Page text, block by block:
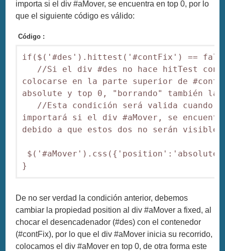
importa si el div #aMover, se encuentra en top 0, por lo
que el siguiente código es válido:
Código :
if($('#des').hittest('#contFix') ==
//Si el div #des no hace hitTest con
colocarse en la parte superior de
absolute y top 0, "borrando" también la
//Esta condición será valida cuando
importará si el div #aMover, se
debido a que estos dos no serán
De no ser verdad la condición anterior, debemos
cambiar la propiedad position al div #aMover a fixed, al
chocar el desencadenador (#des) con el contenedor
(#contFix), por lo que el div #aMover inicia su recorrido,
colocamos el div #aMover en top 0, de otra forma este